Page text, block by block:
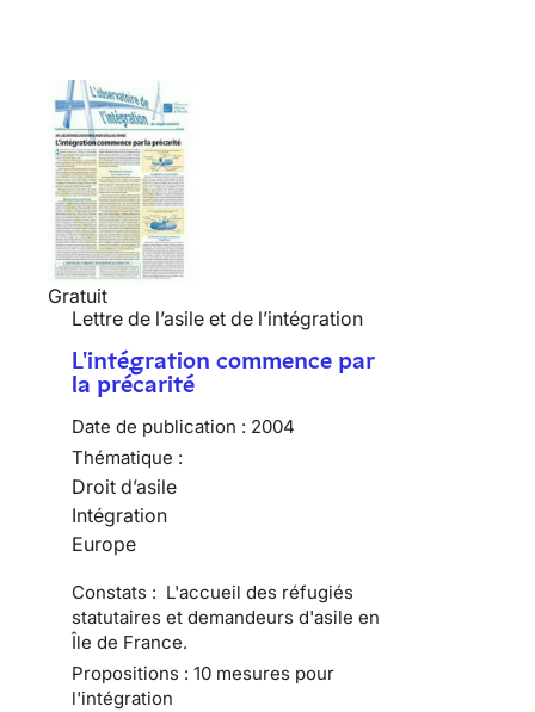
Gratuit
Lettre de l’asile et de l’intégration
L'intégration commence par
la précarité
Date de publication : 2004
Thématique :
Droit d’asile
Intégration
Europe
Constats : L'accueil des réfugiés
statutaires et demandeurs d'asile en
Île de France.
Propositions : 10 mesures pour
l'intégration